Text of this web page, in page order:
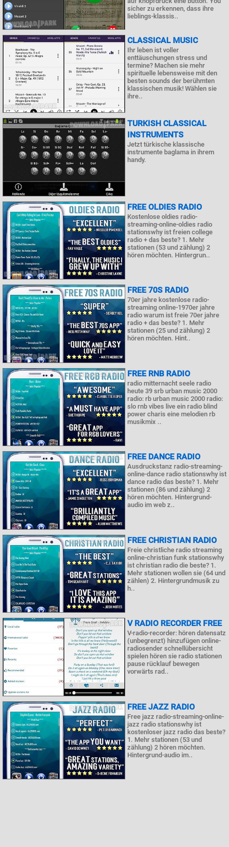
sicher zu erkennen, dass ihre
lieblings-klassis..
CLASSICAL MUSIC
Ihr leben ist voller
enttäuschungen stress und
termine? Machen sie mehr
spirituelle lebensweise mit den
besten sounds der berühmten
klassischen musik! Wählen sie
ihre..
TURKISH CLASSICAL
INSTRUMENTS
Jetzt türkische klassische
instrumente baglama in ihrem
handy.
FREE OLDIES RADIO
Kostenlose oldies radio-
streaming-online-oldies radio
stationswhy ist freien college
radio + das beste? 1. Mehr
stationen (53 und zählung) 2
hören möchten. Hintergrun..
FREE 70S RADIO
70er jahre kostenlose radio-
streaming online-1970er jahre
radio warum ist freie 70er jahre
radio + das beste? 1. Mehr
stationen (25 und zählung) 2
hören möchten. Hint..
FREE RNB RADIO
radio mitternacht seele radio
heute 39 srb urban music 2000
radio: rb urban music 2000 radio:
slo rnb vibes live ein radio blind
power charis eine melodien rb
musikmix ..
FREE DANCE RADIO
Ausdruckstanz radio-streaming-
online-dance radio stationswhy ist
dance radio das beste? 1. Mehr
stationen (86 und zählung) 2
hören möchten. Hintergrund-
audio im web z..
FREE CHRISTIAN RADIO
Freie christliche radio streaming
online-christian funk stationswhy
ist christian radio die beste? 1.
Mehr stationen wollen sie (64 und
zählen) 2. Hintergrundmusik zu
h..
V RADIO RECORDER FREE
V-radio-recorder: hören datensatz
(unbegrenzt) hinzufügen online-
radiosender schnellübersicht
spielen hören sie radio stationen
pause rücklauf bewegen
vorwärts rad..
FREE JAZZ RADIO
Free jazz radio-streaming-online-
jazz radio stationswhy ist
kostenloser jazz radio das beste?
1. Mehr stationen (53 und
zählung) 2 hören möchten.
Hintergrund-audio im..